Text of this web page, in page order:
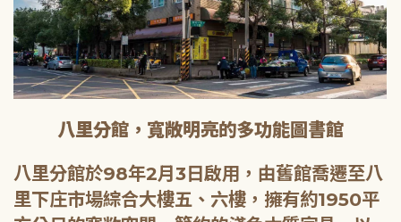
八里分館，寬敞明亮的多功能圖書館
八里分館於98年2月3日啟用，由舊館喬遷至八
里下庄市場綜合大樓五、六樓，擁有約1950平